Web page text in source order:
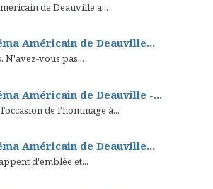
de Deauville a...
Américain de Deauville...
N'avez-vous pas...
Américain de Deauville -...
de l’hommage à...
Américain de Deauville...
d'emblée et...